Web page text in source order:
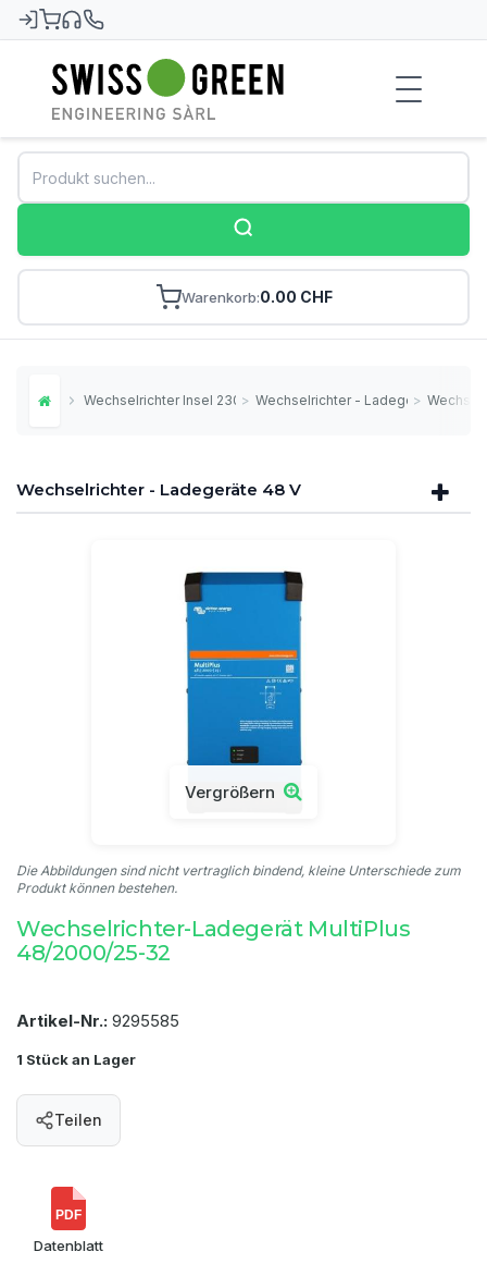
Swiss-Green
Warenkorb 0.00 CHF
Home Wechselrichter Insel 230V
> Wechselrichter - Ladegeräte
>
Wechselrichter - Ladegeräte 48 V
Vergrößern
Die Abbildungen sind nicht vertraglich bindend, kleine Unterschiede zum
Produkt können bestehen.
Wechselrichter-Ladegerät MultiPlus
48/2000/25-32
Artikel-Nr.: 9295585
1 Stück an Lager
Teilen
PDF
Datenblatt